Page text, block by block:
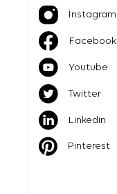
İnstagram
Facebook
Youtube
Twitter
Linkedin
Pinterest